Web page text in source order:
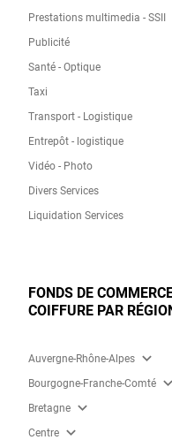
Prestations multimedia - SSII
Publicité
Santé - Optique
Taxi
Transport - Logistique
Entrepôt - logistique
Vidéo - Photo
Divers Services
Liquidation Services
FONDS DE
COIFFURE PAR
Auvergne-Rhône-Alpes expand_more
Bourgogne-Franche-Comté expand_more
Bretagne expand_more
Centre expand_more